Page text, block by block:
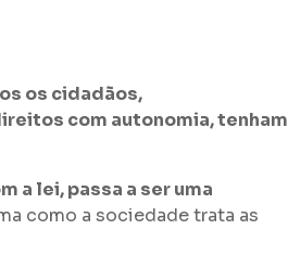
os cidadãos,
com autonomia, tenham
a lei, passa a ser uma
como a sociedade trata as